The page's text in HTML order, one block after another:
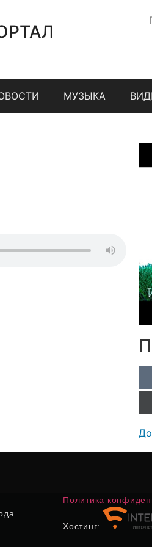
МУЗЫКА
Политика
Хостинг: